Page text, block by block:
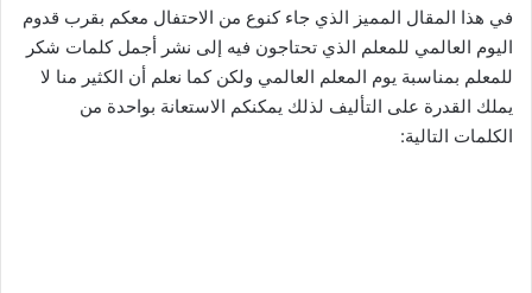
في هذا المقال المميز الذي جاء كنوع من الاحتفال معكم بقرب قدوم
اليوم العالمي للمعلم الذي تحتاجون فيه إلى نشر أجمل كلمات شكر
للمعلم بمناسبة يوم المعلم العالمي ولكن كما نعلم أن الكثير منا لا
يملك القدرة على التأليف لذلك يمكنكم الاستعانة بواحدة من
الكلمات التالية: